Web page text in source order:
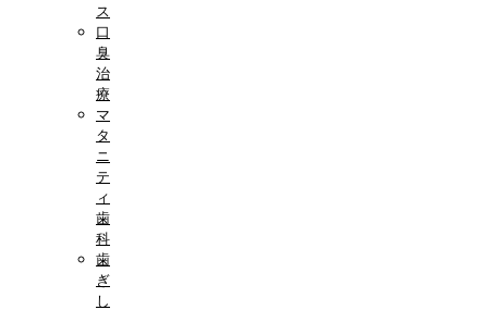
ス
口
臭
治
療
マ
タ
ニ
テ
ィ
歯
科
歯
ぎ
し